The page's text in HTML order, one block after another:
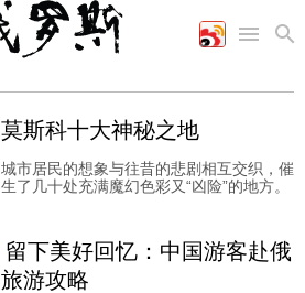
莫斯科十大神秘之地
城市居民的想象与往昔的悲剧相互交织，催
生了几十处充满魔幻色彩又“凶险”的地方。
留下美好回忆：中国游客赴俄
旅游攻略